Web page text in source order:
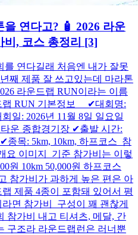
연다고? 🧴 2026 라운
, 코스 총정리 [3]
를 연다길래 처음엔 내가 잘못
째 제품 잘 쓰고있는데 마라톤
라운드랩 RUN이라는 이름
랩 RUN 기본정보 ✔대회명:
일: 2026년 11월 8일 일요일
운 종합경기장 ✔출발 시간:
종목: 5km, 10km, 하프코스 참
요 이미지 기준 참가비는 이렇
원 10km 50,000원 하프코스
참가비가 과하게 높은 편은 아
제품 4종이 포함돼 있어서 평
면 참가비 구성이 꽤 괜찮게
참가비 내고 티셔츠, 메달, 간
구조라 라운드랩런은 러너뿐